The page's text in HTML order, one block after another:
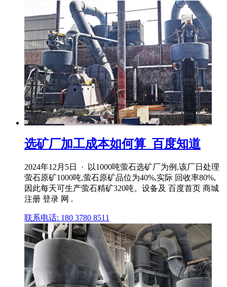
选矿厂加工成本如何算_百度知道
2024年12月5日 · 以1000吨萤石选矿厂为例,该厂日处理
萤石原矿1000吨,萤石原矿品位为40%,实际 回收率80%,
因此每天可生产萤石精矿320吨。设备及 百度首页 商城
注册 登录 网 .
联系电话: 180 3780 8511